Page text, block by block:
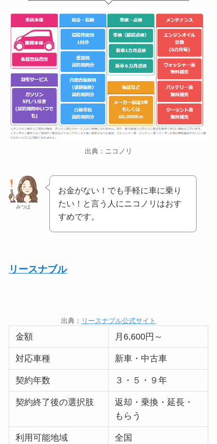
出典：ニコノリ
みつば
お金がない！でも手軽に車に乗り
たい！と言う人にニコノリはおす
すめです。
リースナブル
出典： リースナブル公式サイト
金額 月6,600円～
対応車種 新車・中古車
契約年数 ３・５・９年
契約終了後の選択肢
返却・乗換・延長・
もらう
利用可能地域 全国